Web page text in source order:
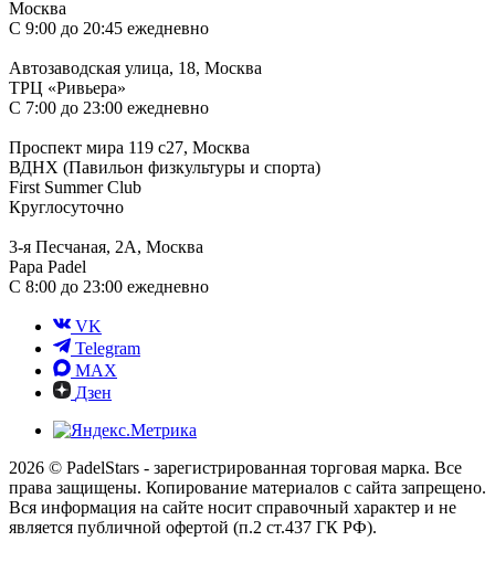
Москва
С 9:00 до 20:45 ежедневно
Автозаводская улица, 18, Москва
ТРЦ «Ривьера»
С 7:00 до 23:00 ежедневно
Проспект мира 119 с27, Москва
ВДНХ (Павильон физкультуры и спорта)
First Summer Club
Круглосуточно
3-я Песчаная, 2А, Москва
Papa Padel
С 8:00 до 23:00 ежедневно
VK
Telegram
MAX
Дзен
2026 © PadelStars - зарегистрированная торговая марка. Все
права защищены. Копирование материалов с сайта запрещено.
Вся информация на сайте носит справочный характер и не
является публичной офертой (п.2 ст.437 ГК РФ).